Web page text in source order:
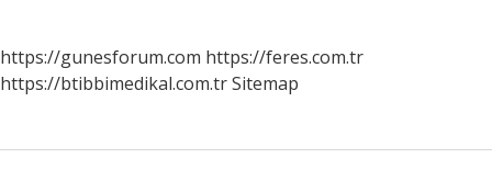
https://gunesforum.com https://feres.com.tr
https://btibbimedikal.com.trSitemap